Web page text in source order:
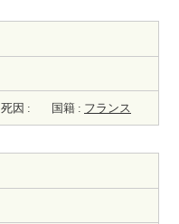
死因 : 国籍 : フランス